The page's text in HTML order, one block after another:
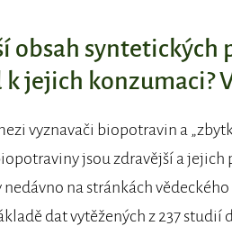
obsah
k jejich konzumaci?
vyznavači biopotravin a
jsou zdravější a
na stránkách
dat vytěžených z 237